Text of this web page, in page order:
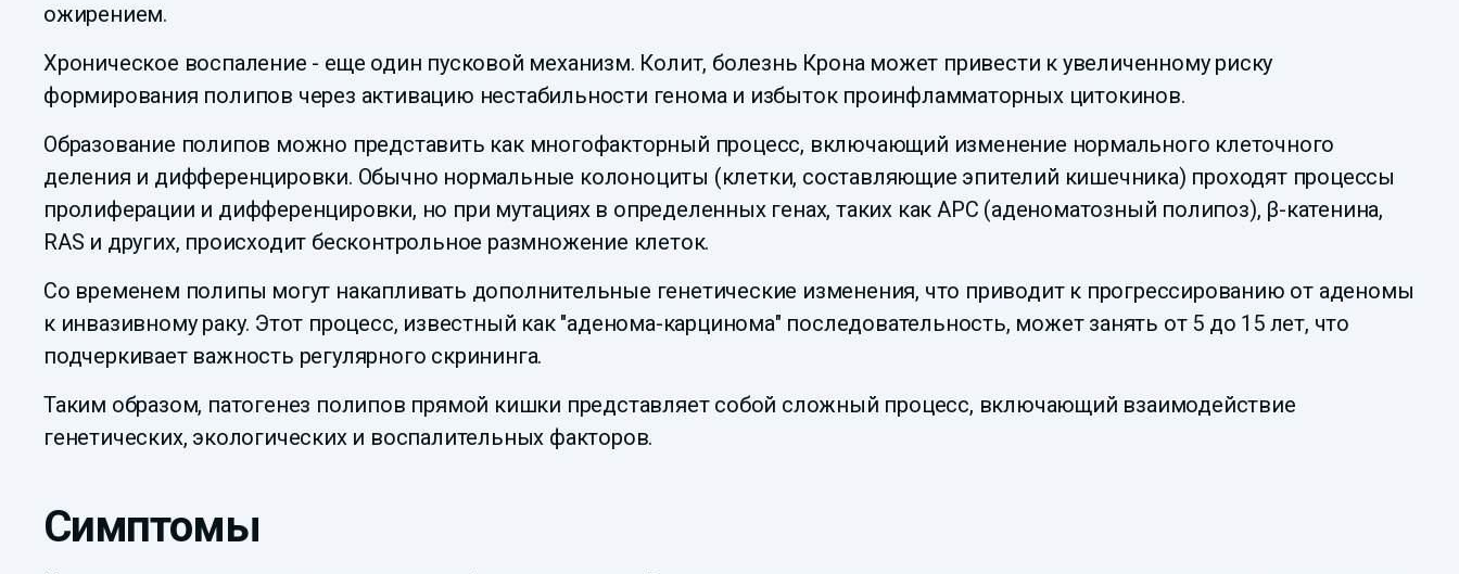
ожирением.
Хроническое воспаление - еще один пусковой механизм. Колит, болезнь Крона может привести к увеличенному риску
формирования полипов через активацию нестабильности генома и избыток проинфламматорных цитокинов.
Образование полипов можно представить как многофакторный процесс, включающий изменение нормального клеточного
деления и дифференцировки. Обычно нормальные колоноциты (клетки, составляющие эпителий кишечника) проходят процессы
пролиферации и дифференцировки, но при мутациях в определенных генах, таких как APC (аденоматозный полипоз), β-катенина,
RAS и других, происходит бесконтрольное размножение клеток.
Со временем полипы могут накапливать дополнительные генетические изменения, что приводит к прогрессированию от аденомы
к инвазивному раку. Этот процесс, известный как "аденома-карцинома" последовательность, может занять от 5 до 15 лет, что
подчеркивает важность регулярного скрининга.
Таким образом, патогенез полипов прямой кишки представляет собой сложный процесс, включающий взаимодействие
генетических, экологических и воспалительных факторов.
Симптомы